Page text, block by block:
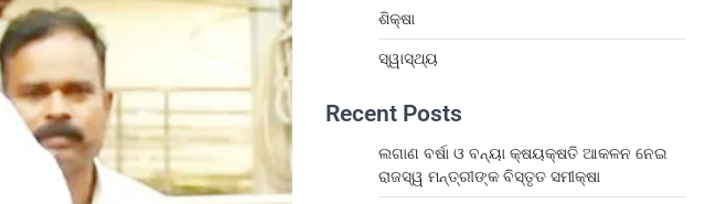
ଶିକ୍ଷା
ସ୍ୱାସ୍ଥ୍ୟ
Recent Posts
ଲଗାଣ ବର୍ଷା ଓ ବନ୍ୟା କ୍ଷୟକ୍ଷତି ଆକଳନ ନେଇ
ରାଜସ୍ୱ ମନ୍ତ୍ରୀଙ୍କ ବିସ୍ତୃତ ସମୀକ୍ଷା